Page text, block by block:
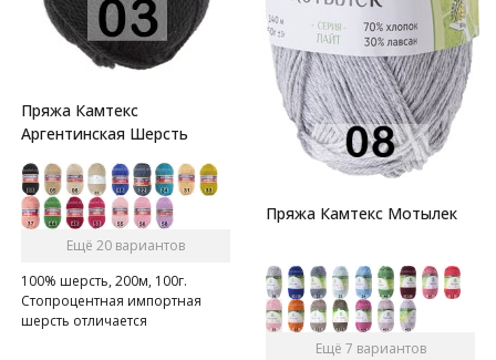
Пряжа Камтекс
Аргентинская Шерсть
Ещё 20 вариантов
100% шерсть, 200м, 100г.
Стопроцентная импортная
шерсть отличается
Пряжа Камтекс Мотылек
Ещё 7 вариантов